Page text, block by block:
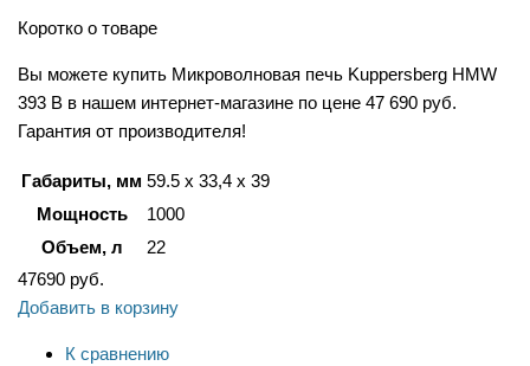
Коротко о товаре
Вы можете купить Микроволновая печь Kuppersberg HMW
393 B в нашем интернет-магазине по цене 47 690 руб.
Гарантия от производителя!
Габариты, мм 59.5 х 33,4 х 39
Мощность
1000
Объем, л
22
47690 руб.
Добавить в корзину
К сравнению